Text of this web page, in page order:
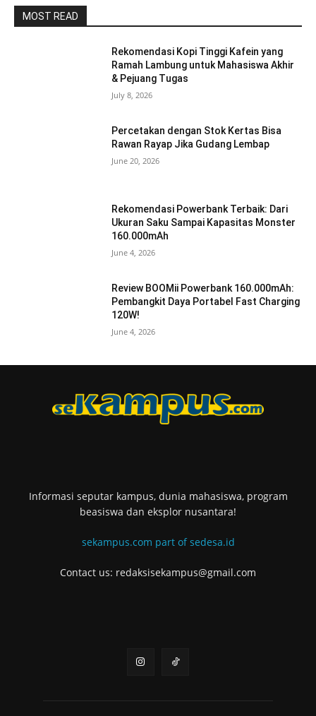
MOST READ
Rekomendasi Kopi Tinggi Kafein yang
Ramah Lambung untuk Mahasiswa Akhir
& Pejuang Tugas
July 8, 2026
Percetakan dengan Stok Kertas Bisa
Rawan Rayap Jika Gudang Lembap
June 20, 2026
Rekomendasi Powerbank Terbaik: Dari
Ukuran Saku Sampai Kapasitas Monster
160.000mAh
June 4, 2026
Review BOOMii Powerbank 160.000mAh:
Pembangkit Daya Portabel Fast Charging
120W!
June 4, 2026
Informasi seputar kampus, dunia mahasiswa, program
beasiswa dan eksplor nusantara!
sekampus.com part of sedesa.id
Contact us: redaksisekampus@gmail.com